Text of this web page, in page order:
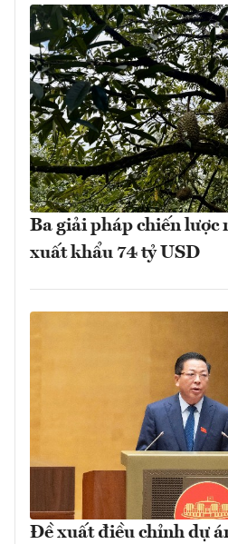
Ba giải pháp chiến lược
xuất khẩu 74 tỷ USD
Đề xuất điều chỉnh dự